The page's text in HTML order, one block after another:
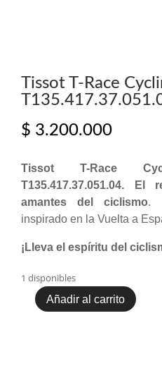
Tissot T-Race
$ 3.200.000
Tissot T-Race
T135.417.37.051.04.
amantes del ciclismo.
inspirado en la Vuelta a
¡Lleva el espíritu del
1 disponibles
Tissot
Añadir al carrito